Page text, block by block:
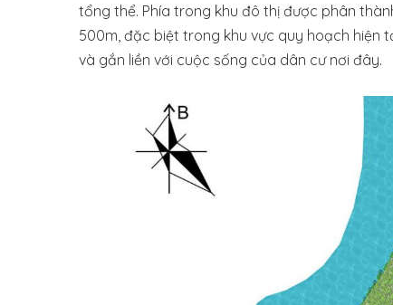
tổng thể. Phía trong khu đô thị được phân
500m, đặc biệt trong khu vực quy hoạch hiện
và gắn liền với cuộc sống của dân cư nơi đây.